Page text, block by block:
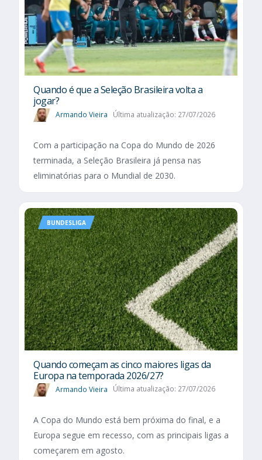
Quando é que a Seleção Brasileira volta a
jogar?
Armando Vieira Última atualização: 27/07/2026
Com a participação na Copa do Mundo de 2026
terminada, a Seleção Brasileira já pensa nas
eliminatórias para o Mundial de 2030.
BUNDESLIGA
Quando começam as cinco maiores ligas da
Europa na temporada 2026/27?
Armando Vieira Última atualização: 27/07/2026
A Copa do Mundo está bem próxima do final, e a
Europa segue em recesso, com as principais ligas a
começarem em agosto.